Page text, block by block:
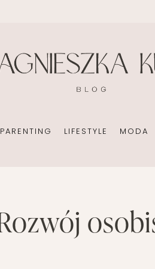
PARENTING
KARMIENIE PIERSIĄ
LIFESTYLE
FOTOGRAFIA
MODA
KONSULTANT ŚLUBNY
ORGANIZACJA
BIURO
POKÓJ DZIECIĘCY
WÓZKI
rozwój